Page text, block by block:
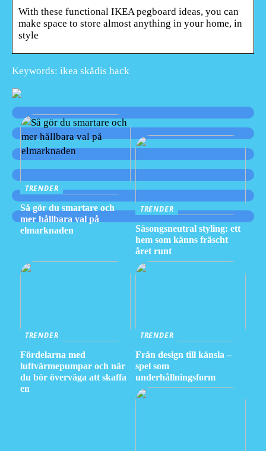
With these functional IKEA pegboard ideas, you can
make space to store almost anything in your home, in
style
Keywords: ikea skådis hack
TRENDER
Så gör du smartare och
mer hållbara val på
elmarknaden
TRENDER
Säsongsneutral styling: ett
hem som känns fräscht
året runt
TRENDER
Fördelarna med
luftvärmepumpar och när
du bör överväga att skaffa
en
TRENDER
Från design till känsla –
spel som
underhållningsform